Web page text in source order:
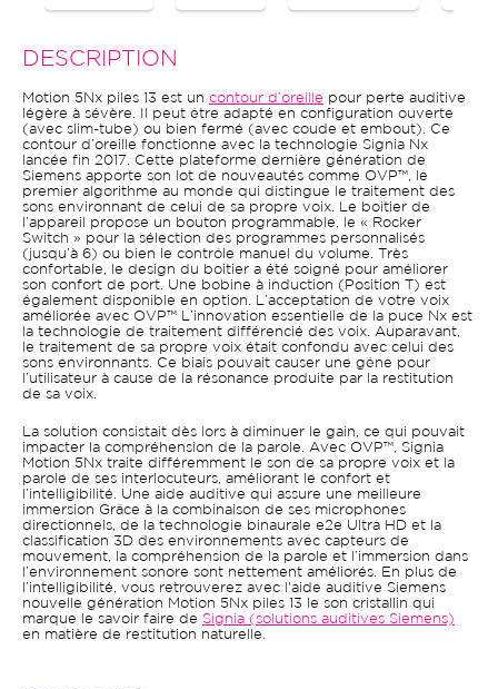
DESCRIPTION
Motion 5Nx piles 13 est un contour d’oreille pour perte auditive
légère à sévère. Il peut être adapté en configuration ouverte
(avec slim-tube) ou bien fermé (avec coude et embout). Ce
contour d’oreille fonctionne avec la technologie Signia Nx
lancée fin 2017. Cette plateforme dernière génération de
Siemens apporte son lot de nouveautés comme OVP™, le
premier algorithme au monde qui distingue le traitement des
sons environnant de celui de sa propre voix. Le boitier de
l’appareil propose un bouton programmable, le « Rocker
Switch » pour la sélection des programmes personnalisés
(jusqu’à 6) ou bien le contrôle manuel du volume. Très
confortable, le design du boitier a été soigné pour améliorer
son confort de port. Une bobine à induction (Position T) est
également disponible en option. L’acceptation de votre voix
améliorée avec OVP™ L’innovation essentielle de la puce Nx est
la technologie de traitement différencié des voix. Auparavant,
le traitement de sa propre voix était confondu avec celui des
sons environnants. Ce biais pouvait causer une gêne pour
l’utilisateur à cause de la résonance produite par la restitution
de sa voix.
La solution consistait dès lors à diminuer le gain, ce qui pouvait
impacter la compréhension de la parole. Avec OVP™, Signia
Motion 5Nx traite différemment le son de sa propre voix et la
parole de ses interlocuteurs, améliorant le confort et
l’intelligibilité. Une aide auditive qui assure une meilleure
immersion Grâce à la combinaison de ses microphones
directionnels, de la technologie binaurale e2e Ultra HD et la
classification 3D des environnements avec capteurs de
mouvement, la compréhension de la parole et l’immersion dans
l’environnement sonore sont nettement améliorés. En plus de
l’intelligibilité, vous retrouverez avec l'aide auditive Siemens
nouvelle génération Motion 5Nx piles 13 le son cristallin qui
marque le savoir faire de Signia (solutions auditives Siemens)
en matière de restitution naturelle.